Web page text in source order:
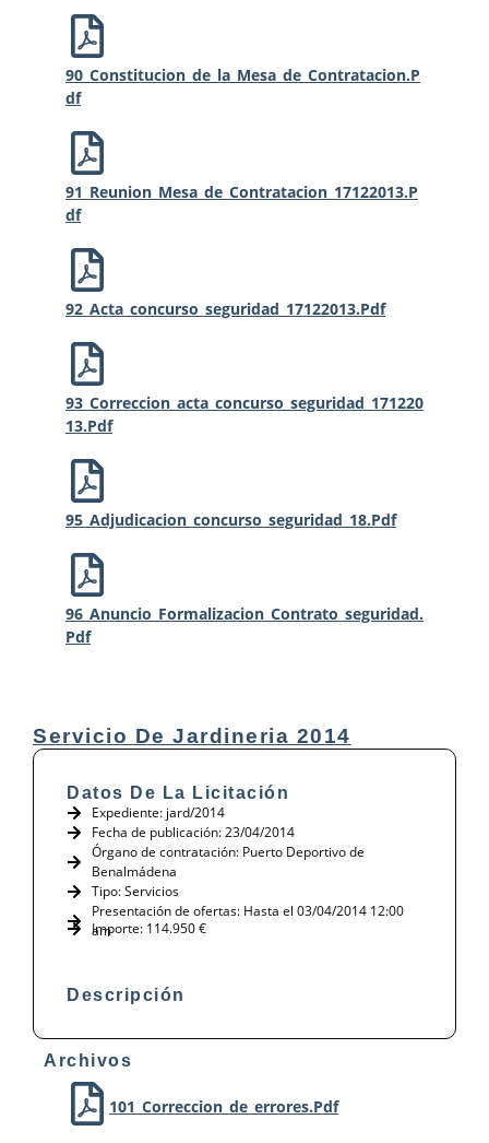
90_Constitucion_de_la_Mesa_de_Contratacion.p
Df
91_Reunion_Mesa_de_Contratacion_17122013.p
Df
92_Acta_concurso_seguridad_17122013.pdf
93_Correccion_acta_concurso_seguridad_171220
13.pdf
95_Adjudicacion_concurso_seguridad_18.pdf
96_Anuncio_Formalizacion_Contrato_seguridad.
Pdf
Servicio De Jardineria 2014
Datos De La Licitación
Expediente: jard/2014
Fecha de publicación: 23/04/2014
Órgano de contratación: Puerto Deportivo de
Benalmádena
Tipo:Servicios
Presentación de ofertas: Hasta el 03/04/2014 12:00
am
Importe: 114.950 €
Descripción
Archivos
101_Correccion_de_errores.pdf